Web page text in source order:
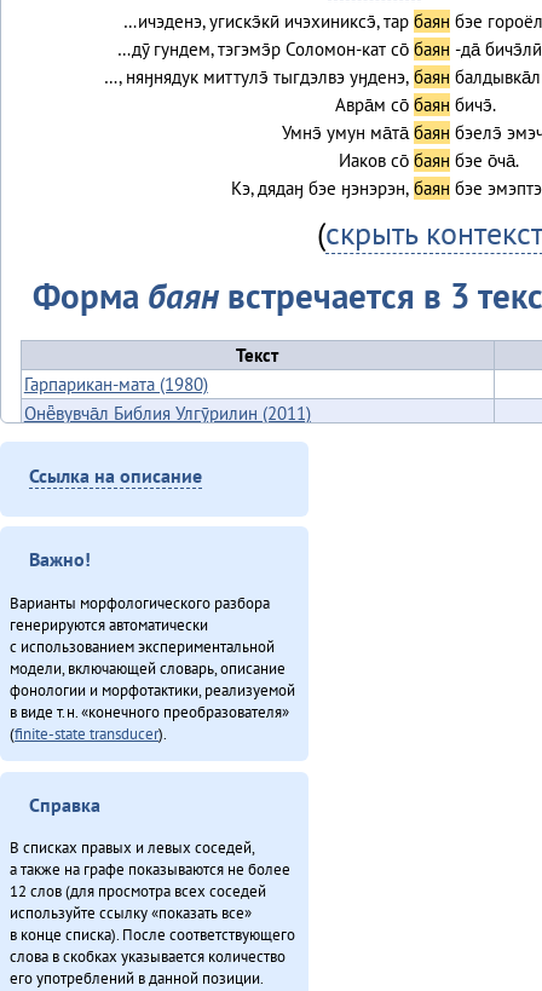
…ичэденэ, угискэ̄кӣ ичэхиниксэ̄, тар баян бэе
…дӯ гундем, тэгэмэ̄р Соломон-кат со̄ баян -да̄
…, няӈнядук миттулэ̄ тыгдэлвэ уӈденэ, баян
Авра̄м со̄ баян бичэ̄.
Умнэ̄ умун ма̄та̄ баян бэелэ̄
Иаков со̄ баян бэе о̄ча̄.
Кэ, дядаӈ бэе ӈэнэрэн, баян бэе
(скрыть контекст
Форма баян встречается в 3
Текст
Гарпарикан-мата (1980)
Онё̄вувча̄л Библия Улгӯрилин (2011)
Севергар икэрдули (2013)
Итого
Ссылка на описание
Важно!
Варианты морфологического разбора
генерируются автоматически
с использованием экспериментальной
модели, включающей словарь, описание
фонологии и морфотактики, реализуемой
в виде т.н. «конечного преобразователя»
(finite-state transducer).
Справка
В списках правых и левых соседей,
а также на графе показываются не более
12 слов (для просмотра всех соседей
используйте ссылку «показать все»
в конце списка). После соответствующего
слова в скобках указывается количество
его употреблений в данной позиции.